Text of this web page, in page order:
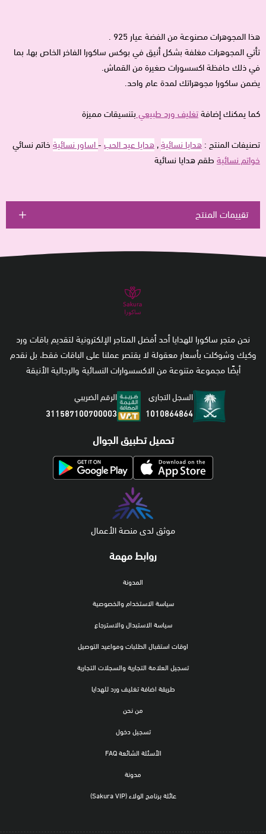
هذا المجوهرات مصنوعة من الفضة عيار 925 .
تأتي المجوهرات مغلفة بشكل أنيق في بوكس ساكورا الفاخر الخاص بها، بما
في ذلك حافظة اكسسورات صغيرة من القماش.
يضمن ساكورا مجوهراتك لمدة عام واحد.
كما يمكنك إضافةتغليف ورد طبيعي بتنسيقات مميزة
تصنيفات المنتج : هدايا نسائية, هدايا عيد الحب -اساور نسائية خاتم نسائي
خواتم نسائية طقم هدايا نسائية
تقييمات المنتج
روابط مهمة
المدونة
سياسة الاستخدام والخصوصية
سياسة الاستبدال والاسترجاع
اوقات استقبال الطلبات ومواعيد التوصيل
تسجيل العلامة التجارية والسجلات التجارية
طريقة اضافة تغليف ورد للهدايا
من نحن
تسجيل دخول
الأسئلة الشائعة FAQ
مدونة
عائلة برنامج الولاء (Sakura VIP)
نحن متجر ساكورا للهدايا أحد أفضل المتاجر الإلكترونية لتقديم باقات ورد
وكيك وشوكلت بأسعار معقولة لا يقتصر عملنا على الباقات فقط، بل نقدم
أيضًا مجموعة متنوعة من الاكسسوارات النسائية والرجالية الأنيقة
السجل التجاري
1010864864
الرقم الضريبي
311587100700003
تحميل تطبيق الجوال
موثق لدى منصة الأعمال